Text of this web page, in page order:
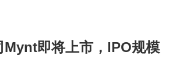
Mynt即将上市，IPO规模